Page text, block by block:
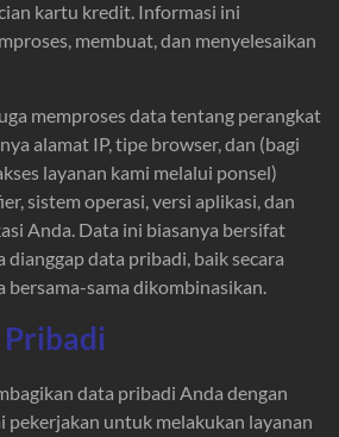
kartu kredit. Informasi ini
membuat, dan menyelesaikan
memproses data tentang perangkat
alamat IP, tipe browser, dan (bagi
layanan kami melalui ponsel)
sistem operasi, versi aplikasi, dan
Anda. Data ini biasanya bersifat
dianggap data pribadi, baik secara
sama dikombinasikan.
data pribadi Anda dengan
pekerjakan untuk melakukan layanan